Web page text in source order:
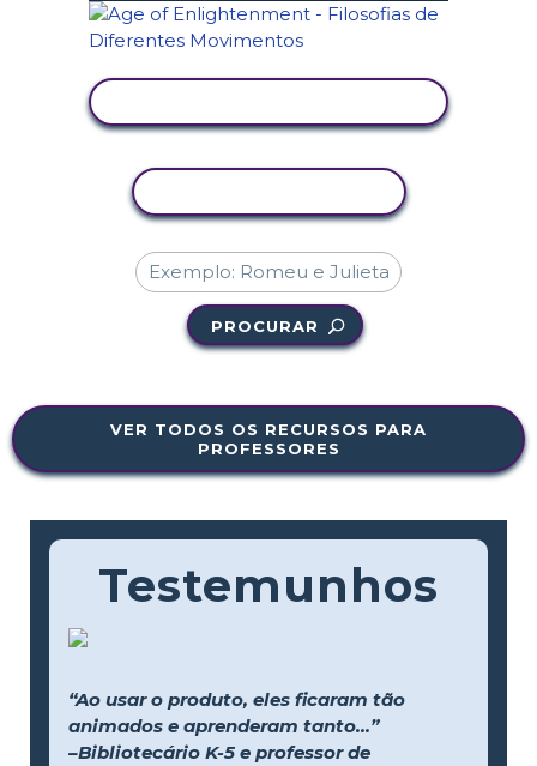
PROCURAR
VER TODOS OS RECURSOS PARA
PROFESSORES
Testemunhos
“Ao usar o produto, eles ficaram tão
animados e aprenderam tanto...”
–Bibliotecário K-5 e professor de